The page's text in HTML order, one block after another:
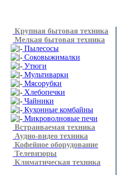
Крупная бытовая техника
Мелкая бытовая техника
Пылесосы
Соковыжималки
Утюги
Мультиварки
Мясорубки
Хлебопечки
Чайники
Кухонные комбайны
Микроволновые печи
Встраиваемая техника
Аудио-видео техника
Кофейное оборудование
Телевизоры
Климатическая техника